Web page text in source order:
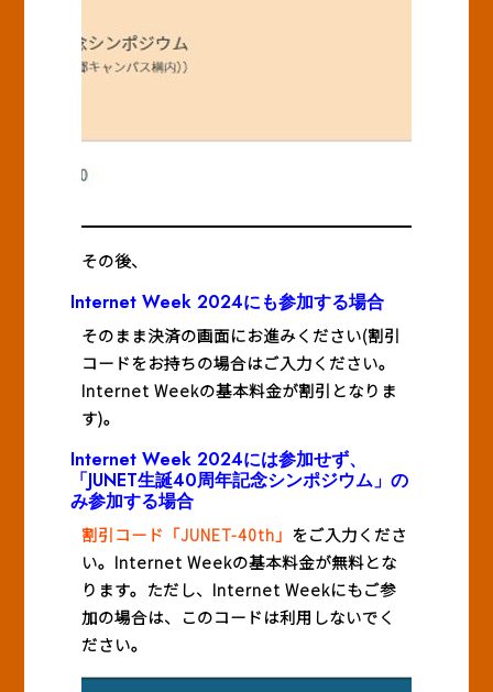
その後、
Internet Week 2024にも参加する場合
そのまま決済の画面にお進みください(割引
コードをお持ちの場合はご入力ください。
Internet Weekの基本料金が割引となりま
す)。
Internet Week 2024には参加せず、
「JUNET生誕40周年記念シンポジウム」の
み参加する場合
割引コード「JUNET-40th」 をご入力くださ
い。Internet Weekの基本料金が無料とな
ります。ただし、Internet Weekにもご参
加の場合は、このコードは利用しないでく
ださい。